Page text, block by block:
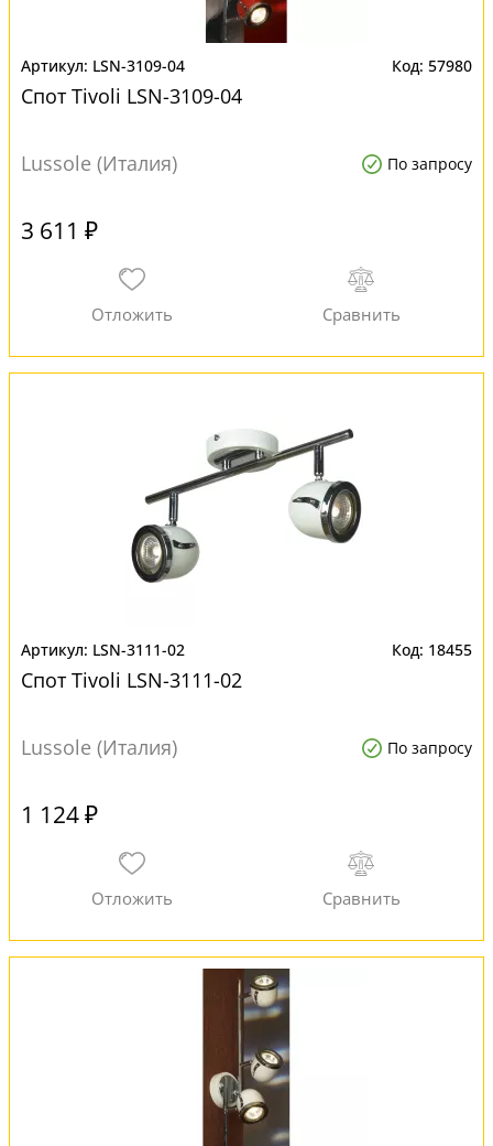
LSN-3109-04 57980
Спот Tivoli LSN-3109-04
Lussole (Италия) По запросу
3 611 ₽
LSN-3111-02 18455
Спот Tivoli LSN-3111-02
Lussole (Италия) По запросу
1 124 ₽